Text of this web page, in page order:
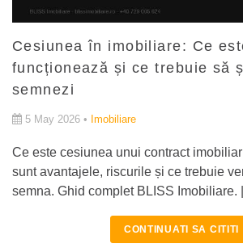
Cesiunea în imobiliare: Ce
funcționează și ce trebuie să
semnezi
5 May 2026 • Imobiliare
Ce este cesiunea unui contract
sunt avantajele, riscurile și ce trebuie
semna. Ghid complet BLISS Imobiliare.
CONTINUATI SA CITITI